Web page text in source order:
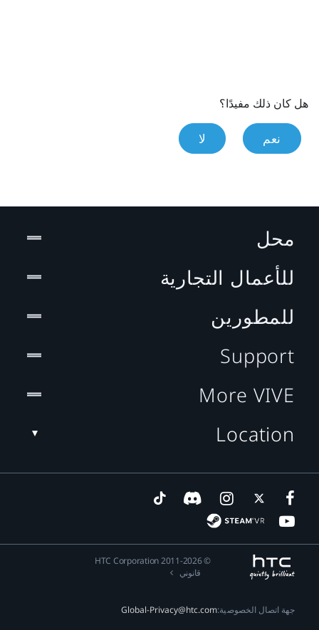
هل كان ذلك مفيدًا؟
نعم لا
محل
للأعمال التجارية
للمطورين
Support
More VIVE
Location
© 2011-2026 HTC Corporation
قانوني
جهة اتصال الخصوصية:Global-Privacy@htc.com